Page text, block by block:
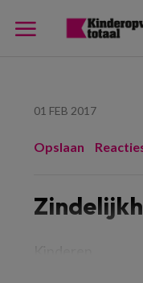
01 FEB 2017
Opslaan